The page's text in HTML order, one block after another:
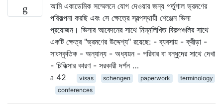
আমি একাডেমিক সম্মেলনে যোগ দেওয়ার জন্য পর্তুগাল ভ্রমণের
পরিকল্পনা করছি এবং সে ক্ষেত্রে স্বল্পস্থায়ী শেঞ্জেন ভিসা
প্রয়োজন। ভিসার আবেদনের সাথে নিম্নলিখিত বিকল্পগুলির সাথে
একটি ক্ষেত্র "ভ্রমণের উদ্দেশ্য" রয়েছে: - ব্যবসায় - ক্রীড়া -
সাংস্কৃতিক - অন্যান্য - অধ্যয়ন - পরিবার বা বন্ধুদের সাথে দেখা
- চিকিত্সার কারণ - সরকারী দর্শন …
42
visas schengen paperwork
terminology
conferences